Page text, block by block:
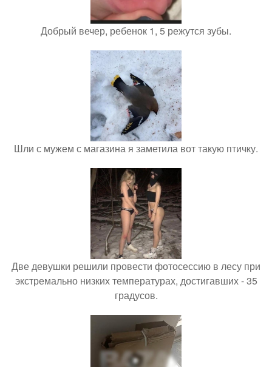
Добрый вечер, ребенок 1, 5 режутся зубы.
Шли с мужем с магазина я заметила вот такую птичку.
Две девушки решили провести фотосессию в лесу при
экстремально низких температурах, достигавших - 35
градусов.